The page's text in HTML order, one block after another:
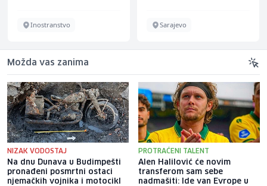
Inostranstvo Sarajevo
Možda vas zanima
NIZAK VODOSTAJ
Na dnu Dunava u Budimpešti
pronađeni posmrtni ostaci
njemačkih vojnika i motocikl
PROTRAĆENI TALENT
Alen Halilović će novim
transferom sam sebe
nadmašiti: Ide van Evrope u